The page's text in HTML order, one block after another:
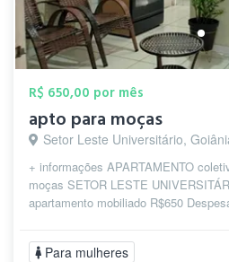
R$ 650,00 por mês
apto para moças
Setor Leste Universitário,
+ informações APARTAMENTO
moças SETOR LESTE
apartamento mobiliado R$650
Para mulheres